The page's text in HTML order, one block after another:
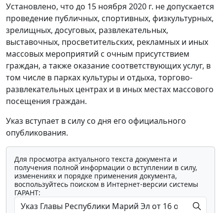
Установлено, что до 15 ноября 2020 г. не допускается
проведение публичных, спортивных, физкультурных,
зрелищных, досуговых, развлекательных,
выставочных, просветительских, рекламных и иных
массовых мероприятий с очным присутствием
граждан, а также оказание соответствующих услуг, в
том числе в парках культуры и отдыха, торгово-
развлекательных центрах и в иных местах массового
посещения граждан.
Указ вступает в силу со дня его официального
опубликования.
Для просмотра актуального текста документа и
получения полной информации о вступлении в силу,
изменениях и порядке применения документа,
воспользуйтесь поиском в Интернет-версии системы
ГАРАНТ: